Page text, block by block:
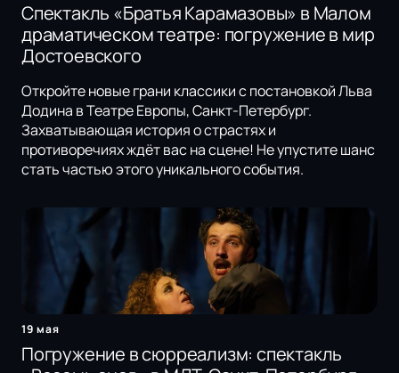
Спектакль «Братья Карамазовы» в Малом
драматическом театре: погружение в мир
Достоевского
Откройте новые грани классики с постановкой Льва
Додина в Театре Европы, Санкт-Петербург.
Захватывающая история о страстях и
противоречиях ждёт вас на сцене! Не упустите шанс
стать частью этого уникального события.
19 мая
Погружение в сюрреализм: спектакль